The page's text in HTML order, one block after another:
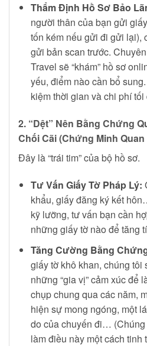
Thẩm Định Hồ Sơ Bảo
người thân của bạn gửi
tốn kém nếu gửi đi gửi lại),
gửi bản scan trước.
Travel sẽ “khám” hồ sơ
yếu, điểm nào cần bổ
kiệm thời gian và chi phí tối
2. “Dệt” Nên Bằng Chứng
Chối Cãi (Chứng Minh Quan
Đây là “trái tim” của bộ hồ sơ.
Tư Vấn Giấy Tờ Pháp Lý:
khẩu, giấy đăng ký kết
kỹ lưỡng, tư vấn bạn cần
những giấy tờ nào để tăng
Tăng Cường Bằng
giấy tờ khô khan, chúng tôi
những “gia vị” cảm xúc để
chụp chung qua các năm,
hiện sự mong ngóng, một
do của chuyến đi…
làm điều này một cách tinh